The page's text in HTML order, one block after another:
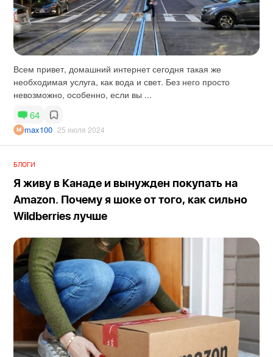
Всем привет, домашний интернет сегодня такая же
необходимая услуга, как вода и свет. Без него просто
невозможно, особенно, если вы ...
64
max100 25 июля 2024
БЛОГИ
Я живу в Канаде и вынужден покупать на
Amazon. Почему я шоке от того, как сильно
Wildberries лучше